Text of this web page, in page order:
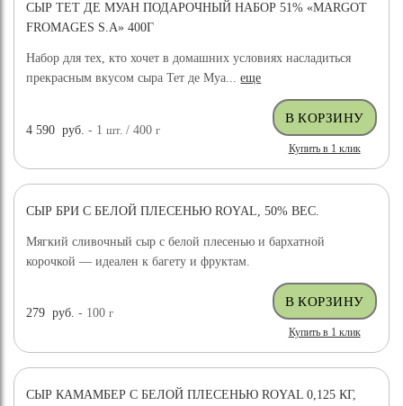
СЫР ТЕТ ДЕ МУАН ПОДАРОЧНЫЙ НАБОР 51% «MARGOT
FROMAGES S.A» 400Г
Набор для тех, кто хочет в домашних условиях насладиться
прекрасным вкусом сыра Тет де Муа...еще
4 590 руб. - 1шт. / 400г
Купить в 1 клик
СЫР БРИ С БЕЛОЙ ПЛЕСЕНЬЮ ROYAL, 50% ВЕС.
Мягкий сливочный сыр с белой плесенью и бархатной
корочкой — идеален к багету и фруктам.
279 руб. - 100г
Купить в 1 клик
СЫР КАМАМБЕР С БЕЛОЙ ПЛЕСЕНЬЮ ROYAL 0,125 КГ,